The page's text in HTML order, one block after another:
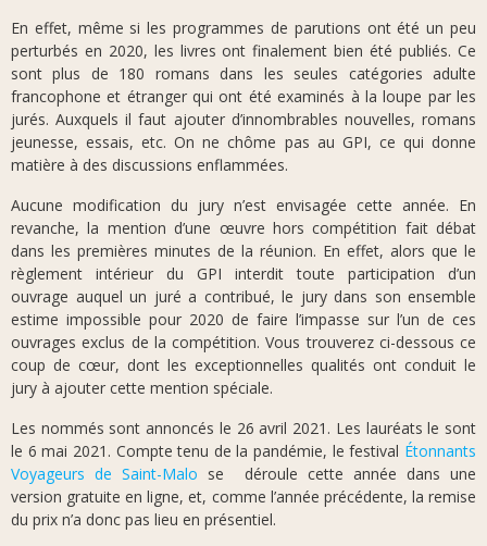
En effet, même si les programmes de parutions ont été un peu
perturbés en 2020, les livres ont finalement bien été publiés. Ce
sont plus de 180 romans dans les seules catégories adulte
francophone et étranger qui ont été examinés à la loupe par les
jurés. Auxquels il faut ajouter d’innombrables nouvelles, romans
jeunesse, essais, etc. On ne chôme pas au GPI, ce qui donne
matière à des discussions enflammées.
Aucune modification du jury n’est envisagée cette année. En
revanche, la mention d’une œuvre hors compétition fait débat
dans les premières minutes de la réunion. En effet, alors que le
règlement intérieur du GPI interdit toute participation d’un
ouvrage auquel un juré a contribué, le jury dans son ensemble
estime impossible pour 2020 de faire l’impasse sur l’un de ces
ouvrages exclus de la compétition. Vous trouverez ci-dessous ce
coup de cœur, dont les exceptionnelles qualités ont conduit le
jury à ajouter cette mention spéciale.
Les nommés sont annoncés le 26 avril 2021. Les lauréats le sont
le 6 mai 2021. Compte tenu de la pandémie, le festival Étonnants
Voyageurs de Saint-Malo se déroule cette année dans une
version gratuite en ligne, et, comme l’année précédente, la remise
du prix n’a donc pas lieu en présentiel.